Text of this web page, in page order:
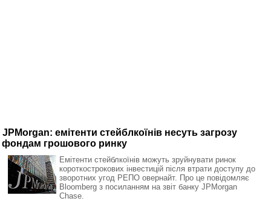
JPMorgan: емітенти стейблкоїнів несуть загрозу
фондам грошового ринку
Емітенти стейблкоїнів можуть зруйнувати ринок
короткострокових інвестицій після втрати доступу до
зворотних угод РЕПО овернайт. Про це повідомляє
Bloomberg з посиланням на звіт банку JPMorgan
Chase.